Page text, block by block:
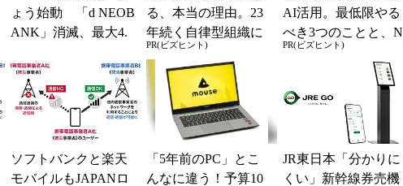
ょう始動 「d NEOB
ANK」消滅、最大4.
解説
る、本当の理由。23
年続く自律型組織に
共通する「3つの要
素」
PR(ビズヒント)
AI活用。最低限やる
べき3つのことと、N
Gな自己認識
PR(ビズヒント)
ソフトバンクと楽天
モバイルもJAPANロ
「5年前のPC」とこ
んなに違う！予算10
JR東日本「分かりに
くい」新幹線券売機